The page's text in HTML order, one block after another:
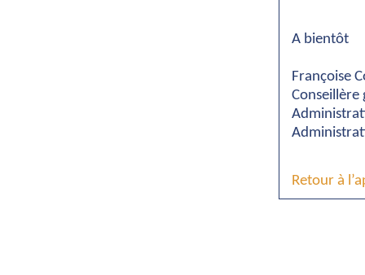
A bientôt
Françoise
Conseillère
Retour à